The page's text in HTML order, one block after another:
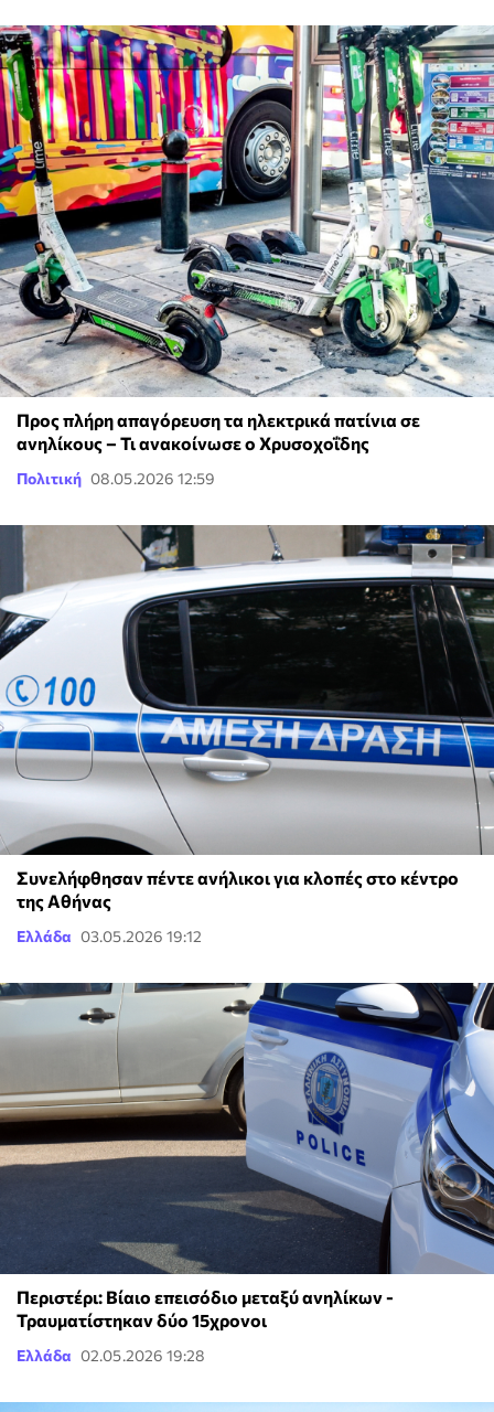
Προς πλήρη απαγόρευση τα ηλεκτρικά πατίνια σε
ανηλίκους – Τι ανακοίνωσε ο Χρυσοχοΐδης
Πολιτική 08.05.2026 12:59
Συνελήφθησαν πέντε ανήλικοι για κλοπές στο κέντρο
της Αθήνας
Ελλάδα 03.05.2026 19:12
Περιστέρι: Βίαιο επεισόδιο μεταξύ ανηλίκων -
Τραυματίστηκαν δύο 15χρονοι
Ελλάδα 02.05.2026 19:28